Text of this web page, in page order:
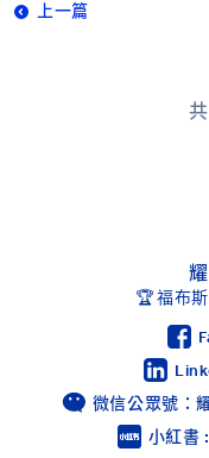
上一篇
🏆 福布
微信公眾號：
小紅書